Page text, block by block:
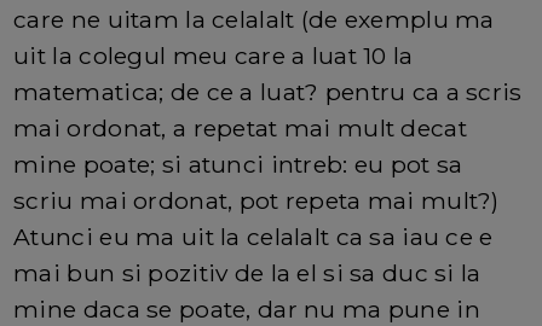
care ne uitam la celalalt (de exemplu ma
uit la colegul meu care a luat 10 la
matematica; de ce a luat? pentru ca a scris
mai ordonat, a repetat mai mult decat
mine poate; si atunci intreb: eu pot sa
scriu mai ordonat, pot repeta mai mult?)
Atunci eu ma uit la celalalt ca sa iau ce e
mai bun si pozitiv de la el si sa duc si la
mine daca se poate, dar nu ma pune in